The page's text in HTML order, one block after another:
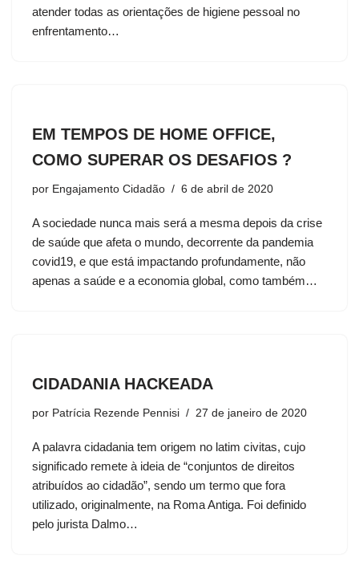
atender todas as orientações de higiene pessoal no
enfrentamento…
EM TEMPOS DE HOME OFFICE,
COMO SUPERAR OS DESAFIOS ?
por Engajamento Cidadão 6 de abril de 2020
A sociedade nunca mais será a mesma depois da crise
de saúde que afeta o mundo, decorrente da pandemia
covid19, e que está impactando profundamente, não
apenas a saúde e a economia global, como também…
CIDADANIA HACKEADA
por Patrícia Rezende Pennisi 27 de janeiro de 2020
A palavra cidadania tem origem no latim civitas, cujo
significado remete à ideia de “conjuntos de direitos
atribuídos ao cidadão”, sendo um termo que fora
utilizado, originalmente, na Roma Antiga. Foi definido
pelo jurista Dalmo…